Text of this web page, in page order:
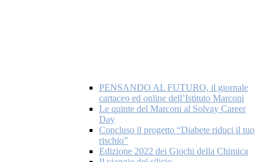
PENSANDO AL FUTURO, il giornale
cartaceo ed online dell’Istituto Marconi
Le quinte del Marconi al Solvay Career
Day
Concluso il progetto “Diabete riduci il tuo
rischio”
Edizione 2022 dei Giochi della Chimica